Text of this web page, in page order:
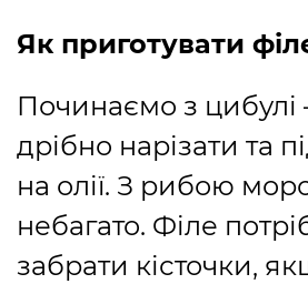
Як приготувати
Починаємо з цибулі
дрібно нарізати та
на олії. З рибою
небагато. Філе
забрати кісточки,